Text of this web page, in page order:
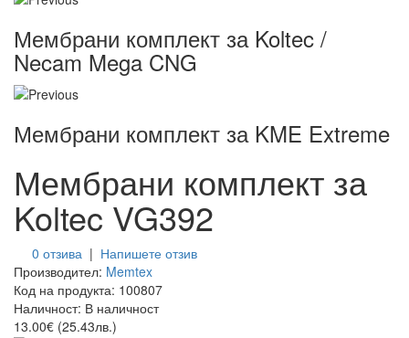
Мембрани комплект за Koltec /
Necam Mega CNG
Мембрани комплект за KME Extreme
Мембрани комплект за
Koltec VG392
0 отзива | Напишете отзив
Производител: Memtex
Код на продукта: 100807
Наличност: В наличност
13.00€ (25.43лв.)